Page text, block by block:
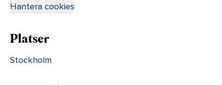
Hantera cookies
Platser
Stockholm